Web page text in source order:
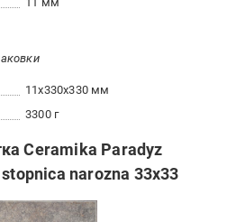
11x330x330 мм
3300 г
Ceramika Paradyz
narozna 33x33